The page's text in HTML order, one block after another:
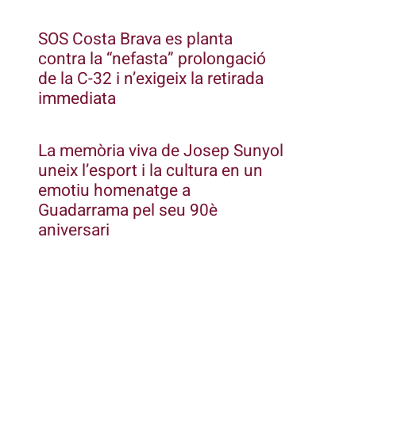
SOS Costa Brava es planta
contra la “nefasta” prolongació
de la C-32 i n’exigeix la retirada
immediata
La memòria viva de Josep Sunyol
uneix l’esport i la cultura en un
emotiu homenatge a
Guadarrama pel seu 90è
aniversari